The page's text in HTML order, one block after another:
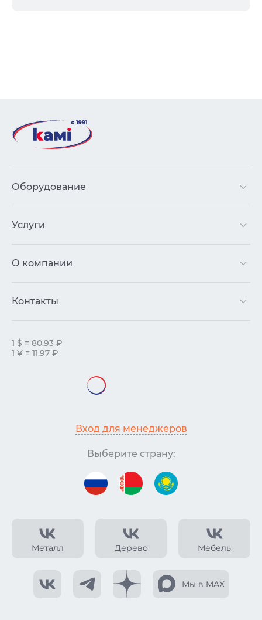
Металл Дерево Мебель
Мы в MAX
Оборудование
Услуги
О компании
Контакты
1 $ = 80.93 ₽
1 ¥ = 11.97 ₽
Вход для менеджеров
Выберите страну: